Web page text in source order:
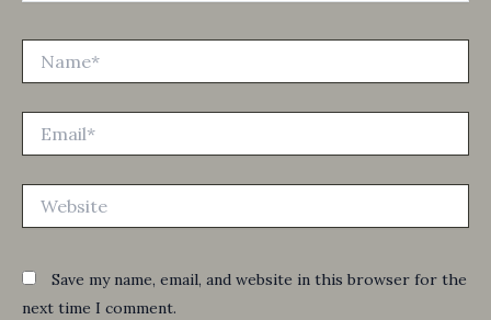
Save my name, email, and website in this browser for the
next time I comment.